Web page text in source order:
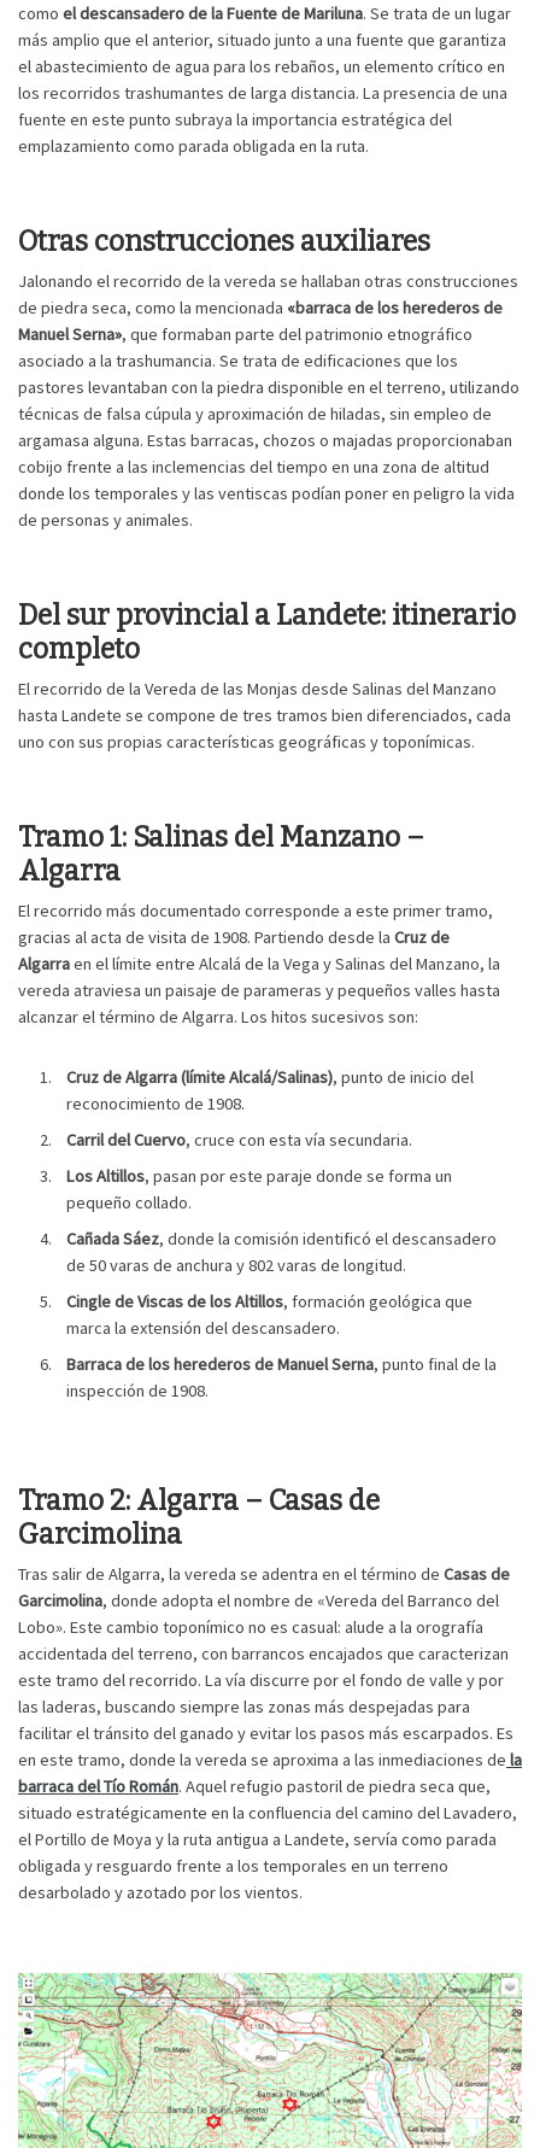
como el descansadero de la Fuente de Mariluna. Se trata de un lugar
más amplio que el anterior, situado junto a una fuente que garantiza
el abastecimiento de agua para los rebaños, un elemento crítico en
los recorridos trashumantes de larga distancia. La presencia de una
fuente en este punto subraya la importancia estratégica del
emplazamiento como parada obligada en la ruta.
Otras construcciones auxiliares
Jalonando el recorrido de la vereda se hallaban otras construcciones
de piedra seca, como la mencionada «barraca de los herederos de
Manuel Serna», que formaban parte del patrimonio etnográfico
asociado a la trashumancia. Se trata de edificaciones que los
pastores levantaban con la piedra disponible en el terreno, utilizando
técnicas de falsa cúpula y aproximación de hiladas, sin empleo de
argamasa alguna. Estas barracas, chozos o majadas proporcionaban
cobijo frente a las inclemencias del tiempo en una zona de altitud
donde los temporales y las ventiscas podían poner en peligro la vida
de personas y animales.
Del sur provincial a Landete: itinerario
completo
El recorrido de la Vereda de las Monjas desde Salinas del Manzano
hasta Landete se compone de tres tramos bien diferenciados, cada
uno con sus propias características geográficas y toponímicas.
Tramo 1: Salinas del Manzano –
Algarra
El recorrido más documentado corresponde a este primer tramo,
gracias al acta de visita de 1908. Partiendo desde la Cruz de
Algarraen el límite entre Alcalá de la Vega y Salinas del Manzano, la
vereda atraviesa un paisaje de parameras y pequeños valles hasta
alcanzar el término de Algarra. Los hitos sucesivos son:
Cruz de Algarra (límite Alcalá/Salinas), punto de inicio del
reconocimiento de 1908.
Carril del Cuervo, cruce con esta vía secundaria.
Los Altillos, pasan por este paraje donde se forma un
pequeño collado.
Cañada Sáez, donde la comisión identificó el descansadero
de 50 varas de anchura y 802 varas de longitud.
Cingle de Viscas de los Altillos, formación geológica que
marca la extensión del descansadero.
Barraca de los herederos de Manuel Serna, punto final de la
inspección de 1908.
Tramo 2: Algarra – Casas de
Garcimolina
Tras salir de Algarra, la vereda se adentra en el término de Casas de
Garcimolina, donde adopta el nombre de «Vereda del Barranco del
Lobo». Este cambio toponímico no es casual: alude a la orografía
accidentada del terreno, con barrancos encajados que caracterizan
este tramo del recorrido. La vía discurre por el fondo de valle y por
las laderas, buscando siempre las zonas más despejadas para
facilitar el tránsito del ganado y evitar los pasos más escarpados. Es
en este tramo, donde la vereda se aproxima a las inmediaciones de la
barraca del Tío Román. Aquel refugio pastoril de piedra seca que,
situado estratégicamente en la confluencia del camino del Lavadero,
el Portillo de Moya y la ruta antigua a Landete, servía como parada
obligada y resguardo frente a los temporales en un terreno
desarbolado y azotado por los vientos.